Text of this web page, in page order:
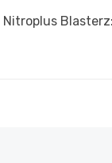
Next
Nitroplus